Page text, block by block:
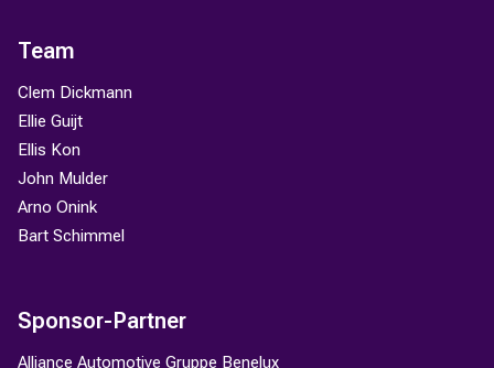
Team
Clem Dickmann
Ellie Guijt
Ellis Kon
John Mulder
Arno Onink
Bart Schimmel
Sponsor-Partner
Alliance Automotive Gruppe Benelux